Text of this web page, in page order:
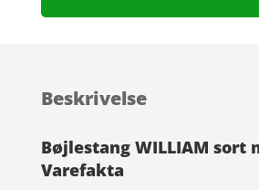
Beskrivelse
Bøjlestang WILLIAM sort
Varefakta